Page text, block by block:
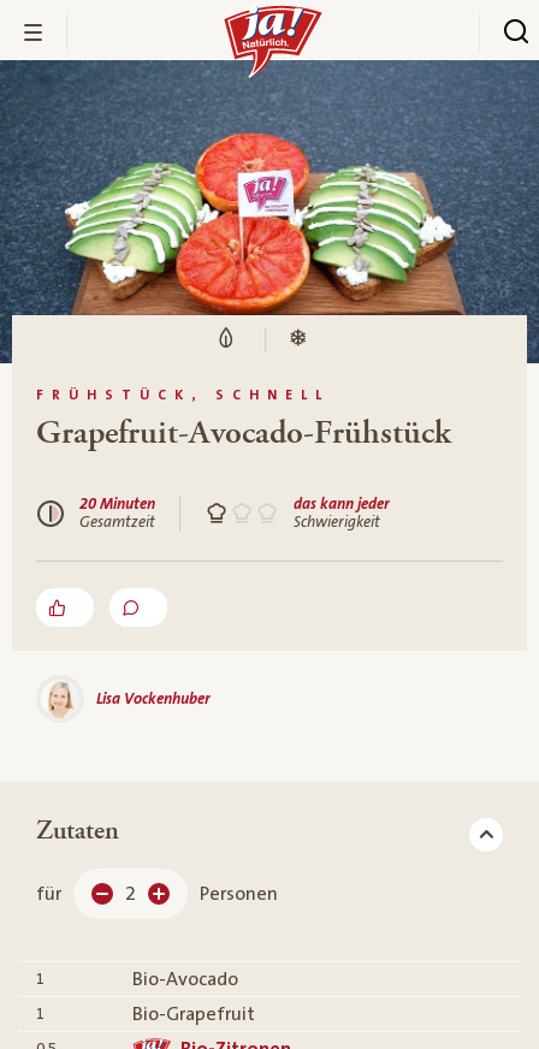
FRÜHSTÜCK, SCHNELL
Grapefruit-Avocado-Frühstück
20 Minuten
Gesamtzeit
das kann jeder
Schwierigkeit
Lisa Vockenhuber
Zutaten
für 2 Personen
1 Bio-Avocado
1 Bio-Grapefruit